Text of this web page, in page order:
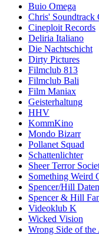
Buio Omega
Chris' Soundtrack
Cineploit Records
Deliria Italiano
Die Nachtschicht
Dirty Pictures
Filmclub 813
Filmclub Bali
Film Maniax
Geisterhaltung
HHV
KommKino
Mondo Bizarr
Pollanet Squad
Schattenlichter
Sheer Terror
Something Weird
Spencer/Hill
Spencer & Hill
Videoklub K
Wicked Vision
Wrong Side of the